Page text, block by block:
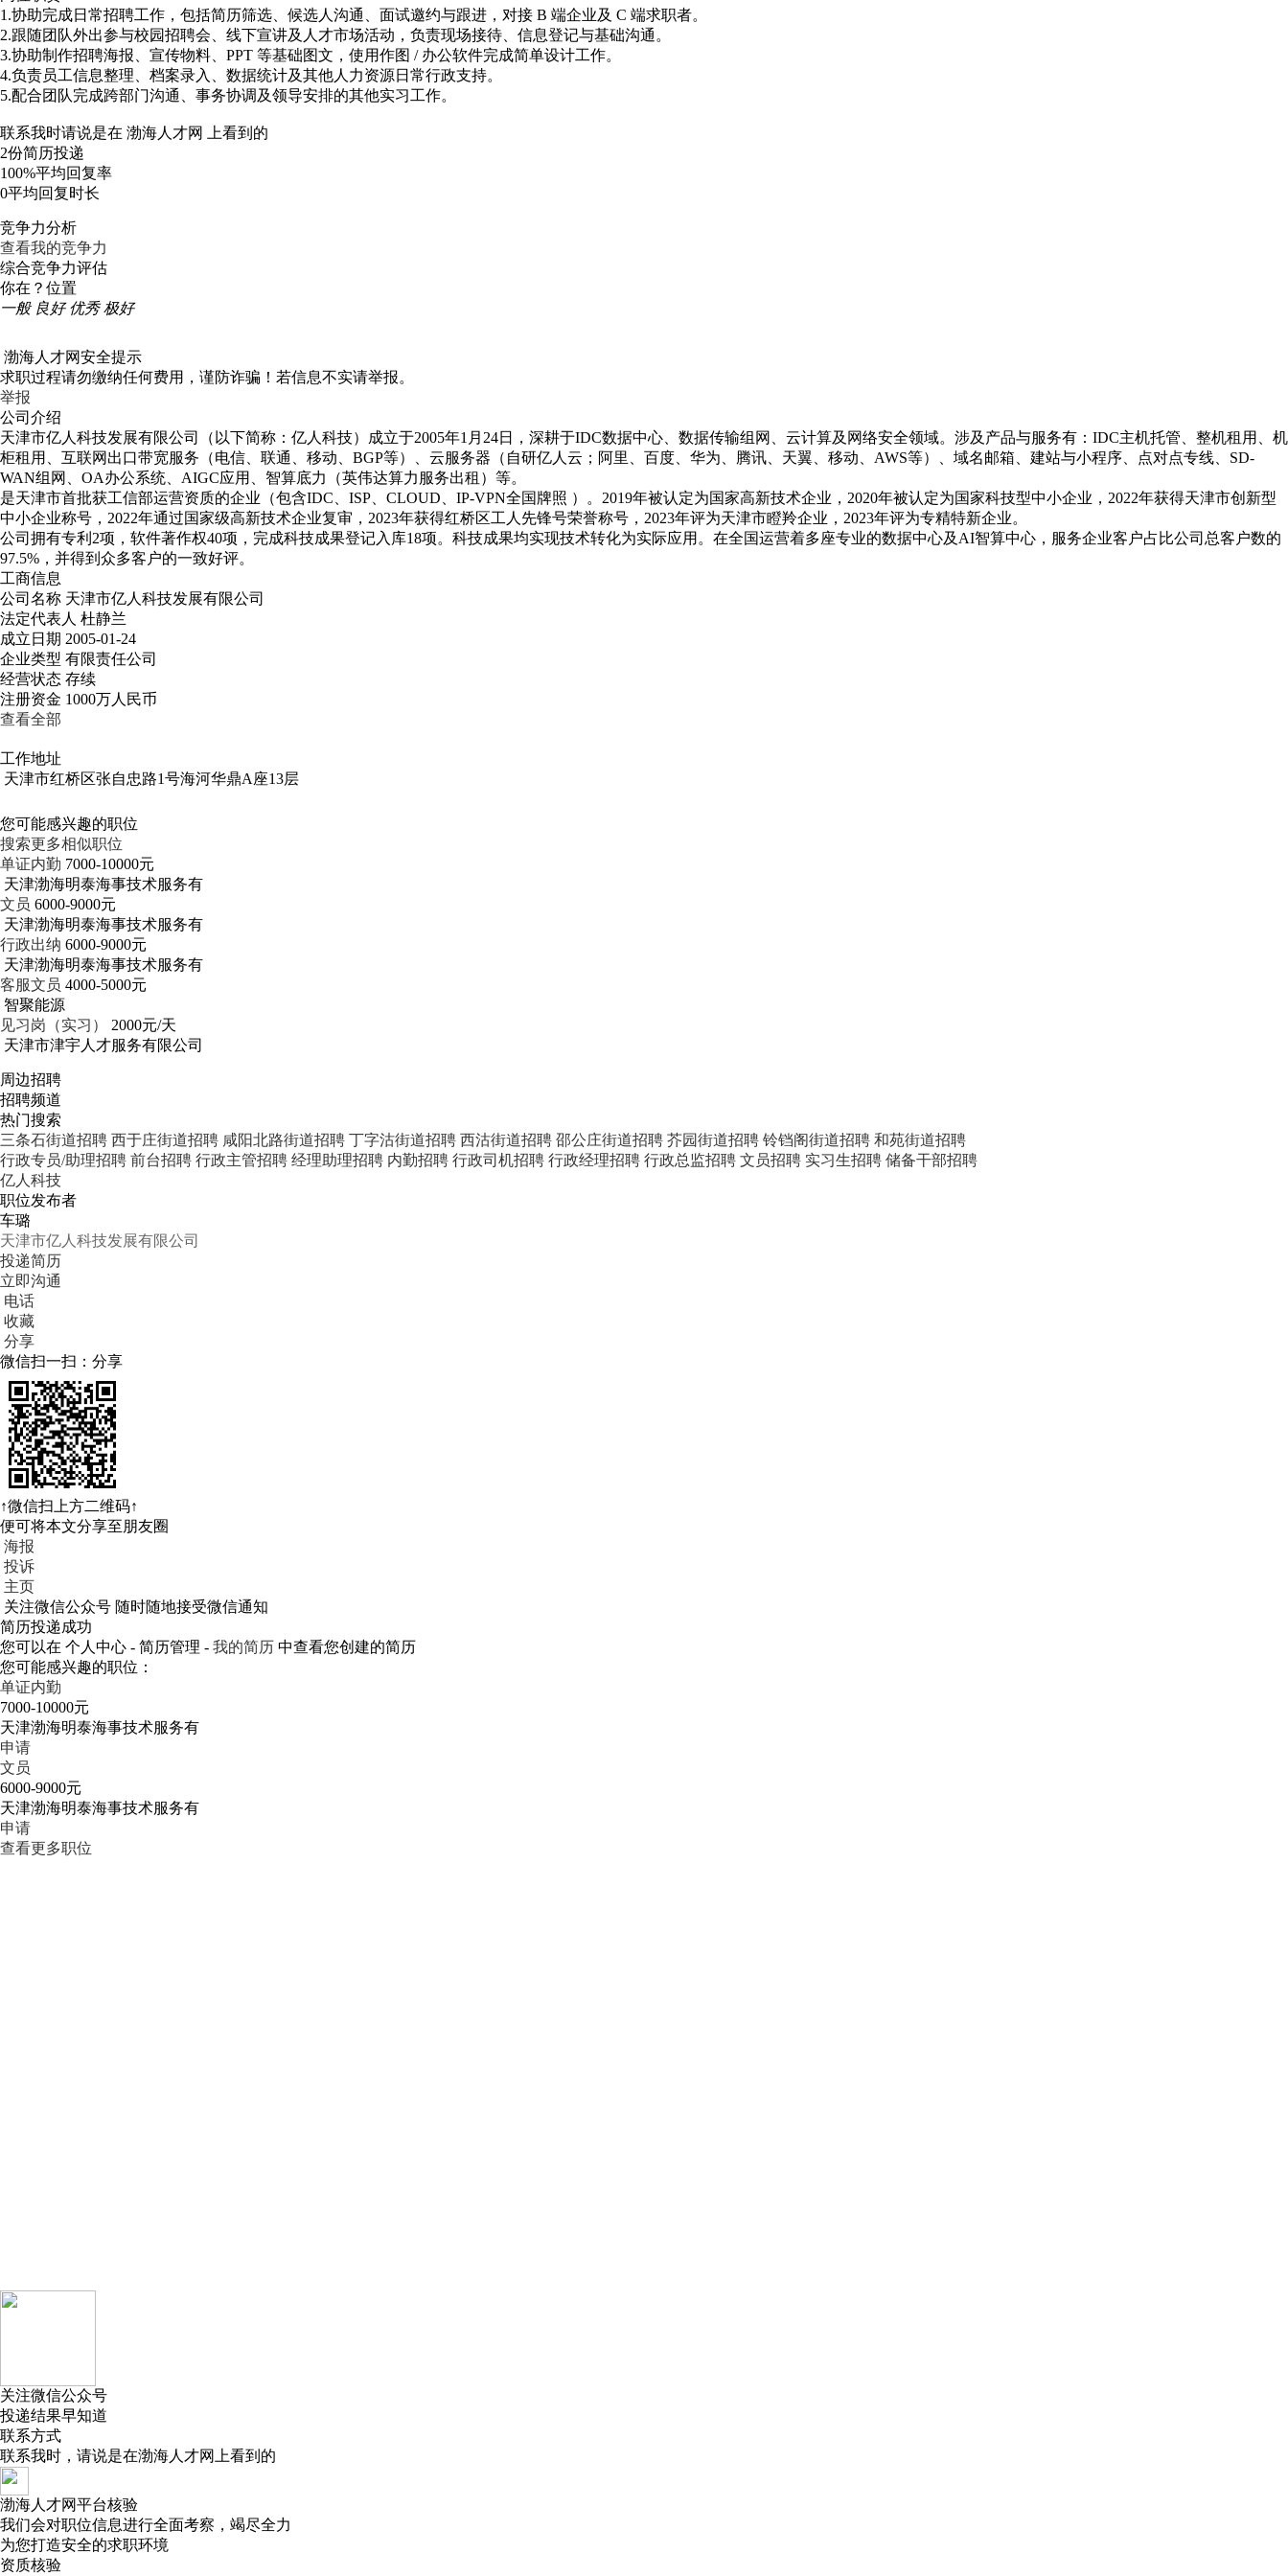
1.协助完成日常招聘工作，包括简历筛选、候选人沟通、面试邀约与跟进，对接 B 端企业及 C 端求职者。
2.跟随团队外出参与校园招聘会、线下宣讲及人才市场活动，负责现场接待、信息登记与基础沟通。
3.协助制作招聘海报、宣传物料、PPT 等基础图文，使用作图 / 办公软件完成简单设计工作。
4.负责员工信息整理、档案录入、数据统计及其他人力资源日常行政支持。
5.配合团队完成跨部门沟通、事务协调及领导安排的其他实习工作。
联系我时请说是在 渤海人才网
上看到的
2份简历投递
100%平均回复率
0平均回复时长
竞争力分析
查看我的竞争力
综合竞争力评估
你在？位置
一般 良好 优秀 极好
渤海人才网安全提示
求职过程请勿缴纳任何费用，谨防诈骗！若信息不实请举报。
举报
公司介绍
天津市亿人科技发展有限公司（以下简称：亿人科技）成立于2005年1月24日，深耕于IDC数据中心、数据传输组网、云计算及网络安全领域。涉及产品与服务有：IDC主机托管、整机租用、机
柜租用、互联网出口带宽服务（电信、联通、移动、BGP等）、云服务器（自研亿人云；阿里、百度、华为、腾讯、天翼、移动、AWS等）、域名邮箱、建站与小程序、点对点专线、SD-
WAN组网、OA办公系统、AIGC应用、智算底力（英伟达算力服务出租）等。
是天津市首批获工信部运营资质的企业（包含IDC、ISP、CLOUD、IP-VPN全国牌照 ）。2019年被认定为国家高新技术企业，2020年被认定为国家科技型中小企业，2022年获得天津市创新型
中小企业称号，2022年通过国家级高新技术企业复审，2023年获得红桥区工人先锋号荣誉称号，2023年评为天津市瞪羚企业，2023年评为专精特新企业。
公司拥有专利2项，软件著作权40项，完成科技成果登记入库18项。科技成果均实现技术转化为实际应用。在全国运营着多座专业的数据中心及AI智算中心，服务企业客户占比公司总客户数的
97.5%，并得到众多客户的一致好评。
工商信息
公司名称 天津市亿人科技发展有限公司
法定代表人 杜静兰
成立日期 2005-01-24
企业类型 有限责任公司
经营状态 存续
注册资金 1000万人民币
查看全部
工作地址
天津市红桥区张自忠路1号海河华鼎A座13层
您可能感兴趣的职位
搜索更多相似职位
单证内勤 7000-10000元
天津渤海明泰海事技术服务有
文员 6000-9000元
天津渤海明泰海事技术服务有
行政出纳 6000-9000元
天津渤海明泰海事技术服务有
客服文员 4000-5000元
智聚能源
见习岗（实习）
2000元/天
天津市津宇人才服务有限公司
周边招聘
招聘频道
热门搜索
三条石街道招聘 西于庄街道招聘 咸阳北路街道招聘 丁字沽街道招聘 西沽街道招聘 邵公庄街道招聘 芥园街道招聘 铃铛阁街道招聘 和苑街道招聘
行政专员/助理招聘 前台招聘 行政主管招聘 经理助理招聘 内勤招聘 行政司机招聘 行政经理招聘 行政总监招聘 文员招聘 实习生招聘 储备干部招聘
亿人科技
职位发布者
车璐
天津市亿人科技发展有限公司
投递简历
立即沟通
电话
收藏
分享
微信扫一扫：分享
↑微信扫上方二维码↑
便可将本文分享至朋友圈
海报
投诉
主页
关注微信公众号 随时随地接受微信通知
简历投递成功
您可以在 个人中心 - 简历管理 - 我的简历 中查看您创建的简历
您可能感兴趣的职位：
单证内勤
7000-10000元
天津渤海明泰海事技术服务有
申请
文员
6000-9000元
天津渤海明泰海事技术服务有
申请
查看更多职位
关注微信公众号
投递结果早知道
联系方式
联系我时，请说是在渤海人才网 上看到的
渤海人才网平台核验
我们会对职位信息进行全面考察，竭尽全力
为您打造安全的求职环境
资质核验